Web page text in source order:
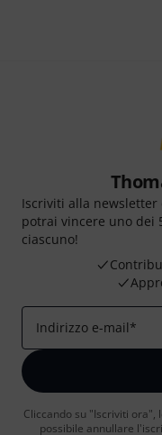
Iscriviti alla
potrai vincere uno dei
ciascuno!
Indirizzo e-mail*
Cliccando su "Iscriviti ora",
possibile annullare